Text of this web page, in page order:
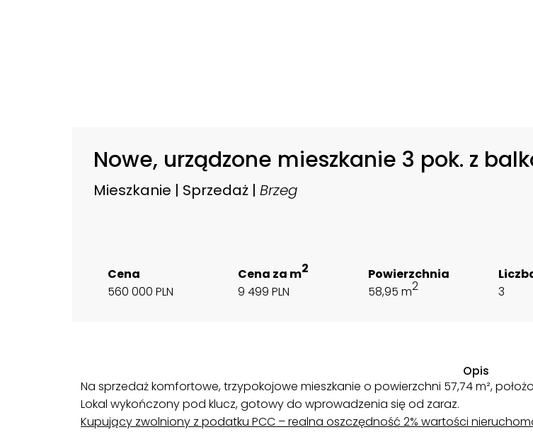
Nowe, urządzone mieszkanie 3 pok. z
Mieszkanie | Sprzedaż | Brzeg
Cena
560 000 PLN
Cena za m2
9 499 PLN
Powierzchnia
58,95 m2
3
Opis
Na sprzedaż komfortowe, trzypokojowe mieszkanie o powierzchni 57,74 m²,
Lokal wykończony pod klucz, gotowy do wprowadzenia się od zaraz.
Kupujący zwolniony z podatku PCC – realna oszczędność 2% wartości